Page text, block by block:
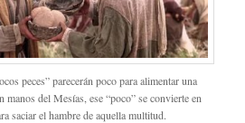
peces” parecerán poco para alimentar una
manos del Mesías, ese “poco” se convierte en
saciar el hambre de aquella multitud.